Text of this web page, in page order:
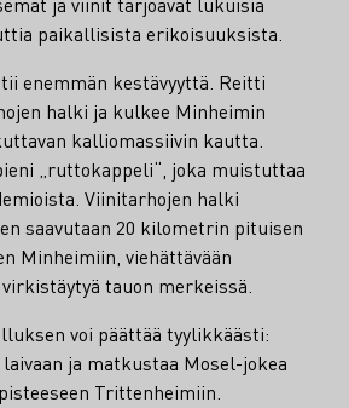
paikallisista erikoisuuksista.
enemmän kestävyyttä. Reitti
halki ja kulkee Minheimin
kalliomassiivin kautta.
„ruttokappeli“, joka muistuttaa
Viinitarhojen halki
saavutaan 20 kilometrin pituisen
Minheimiin, viehättävään
tauon merkeissä.
voi päättää tyylikkäästi:
ja matkustaa Mosel-jokea
Trittenheimiin.